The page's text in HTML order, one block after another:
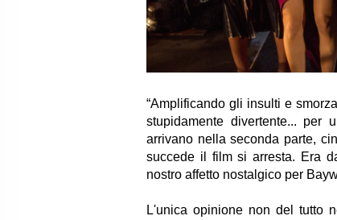
“Amplificando gli insulti e
stupidamente divertente... per
arrivano nella seconda parte,
succede il film si arresta. Era
nostro affetto nostalgico per
L'unica opinione non del tutto